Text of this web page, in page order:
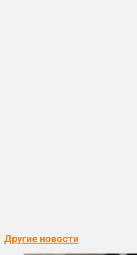
Другие новости